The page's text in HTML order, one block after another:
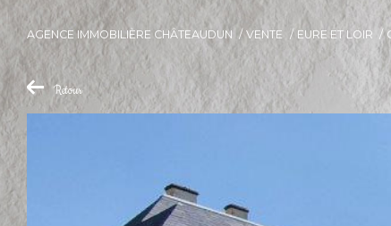
AGENCE IMMOBILIÈRE CHÂTEAUDUN VENTE EURE ET LOIR
Retour